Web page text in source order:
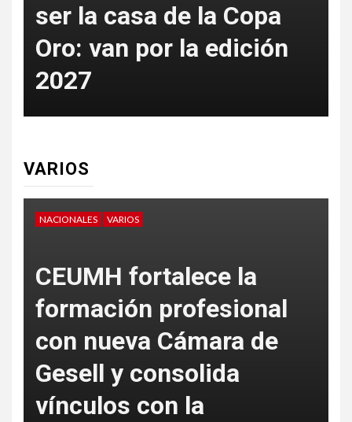
ser la casa de la Copa
Oro: van por la edición
2027
VARIOS
NACIONALES VARIOS
CEUMH fortalece la
formación profesional
con nueva Cámara de
Gesell y consolida
vínculos con la